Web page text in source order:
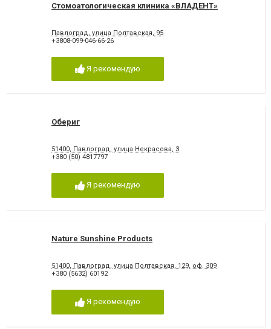
Стомоатологическая клиника «ВЛАДЕНТ»
Павлоград, улица Полтавская, 95
+3808-099-046-66-26
Я рекомендую
Обериг
51400, Павлоград, улица Некрасова, 3
+380 (50) 4817797
Я рекомендую
Nature Sunshine Products
51400, Павлоград, улица Полтавская, 129, оф. 309
+380 (5632) 60192
Я рекомендую